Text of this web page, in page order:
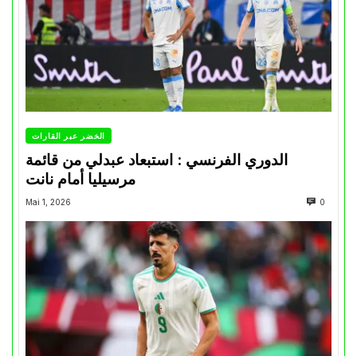
الخضر عبر القارات
الدوري الفرنسي : استبعاد عبدلي من قائمة
مرسيليا أمام نانت
Mai 1, 2026 0